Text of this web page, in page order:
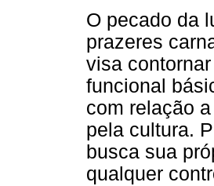
O pecado da
prazeres
visa
funcional
com relação
pela cultura.
busca sua
qualquer